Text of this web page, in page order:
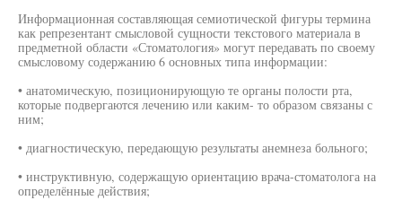
Информационная составляющая семиотической фигуры термина
как репрезентант смысловой сущности текстового материала в
предметной области «Стоматология» могут передавать по своему
смысловому содержанию 6 основных типа информации:
• анатомическую, позиционирующую те органы полости рта,
которые подвергаются лечению или каким- то образом связаны с
ним;
• диагностическую, передающую результаты анемнеза больного;
• инструктивную, содержащую ориентацию врача-стоматолога на
определённые действия;